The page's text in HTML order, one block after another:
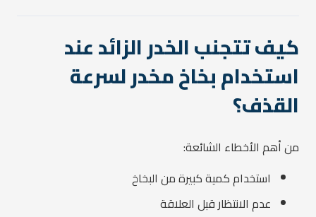
كيف تتجنب الخدر الزائد عند
استخدام بخاخ مخدر لسرعة
القذف؟
من أهم الأخطاء الشائعة:
استخدام كمية كبيرة من البخاخ
عدم الانتظار قبل العلاقة